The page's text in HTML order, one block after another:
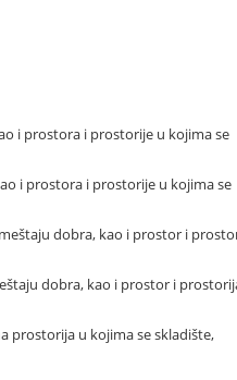
i prostora i prostorije u kojima se
i prostora i prostorije u kojima se
dobra, kao i prostor i
dobra, kao i prostor i
prostorija u kojima se skladište,